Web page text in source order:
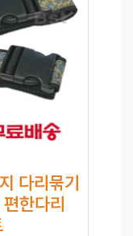
다리묶기
한다리